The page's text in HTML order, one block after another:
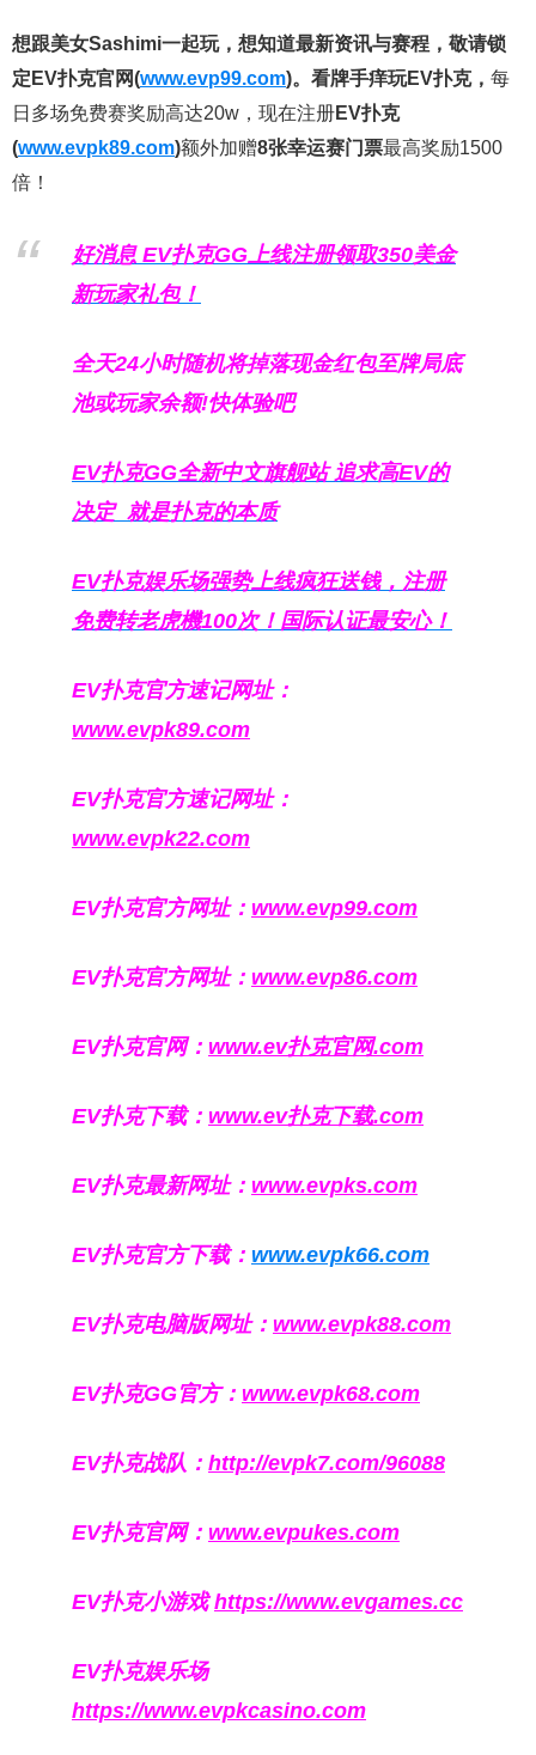
想跟美女Sashimi一起玩， 想知道最新资讯与赛程， 敬请锁
定EV扑克官网(www.evp99.com)。 看牌手痒玩EV扑克， 每
日多场免费赛奖励高达20w，现在注册EV扑克
(www.evpk89.com)额外加赠8张幸运赛门票最高奖励1500
倍！
好消息 EV扑克GG上线注册领取350美金
新玩家礼包！
全天24小时随机将掉落现金红包至牌局底
池或玩家余额!快体验吧
EV扑克GG全新中文旗舰站追求高EV的
决定 就是扑克的本质
EV扑克娱乐场强势上线疯狂送钱，注册
免费转老虎機100次！国际认证最安心！
EV扑克官方速记网址：
www.evpk89.com
EV扑克官方速记网址：
www.evpk22.com
EV扑克官方网址： www.evp99.com
EV扑克官方网址： www.evp86.com
EV扑克官网： www.ev扑克官网.com
EV扑克下载： www.ev扑克下载.com
EV扑克最新网址： www.evpks.com
EV扑克官方下载： www.evpk66.com
EV扑克电脑版网址： www.evpk88.com
EV扑克GG官方： www.evpk68.com
EV扑克战队： http://evpk7.com/96088
EV扑克官网： www.evpukes.com
EV扑克小游戏https://www.evgames.cc
EV扑克娱乐场
https://www.evpkcasino.com